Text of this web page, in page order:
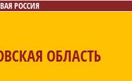
РОССИЯ
ОБЛАСТЬ